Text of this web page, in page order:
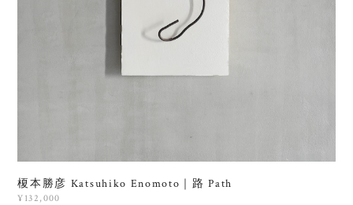
榎本勝彦 Katsuhiko Enomoto｜路 Path
¥132,000